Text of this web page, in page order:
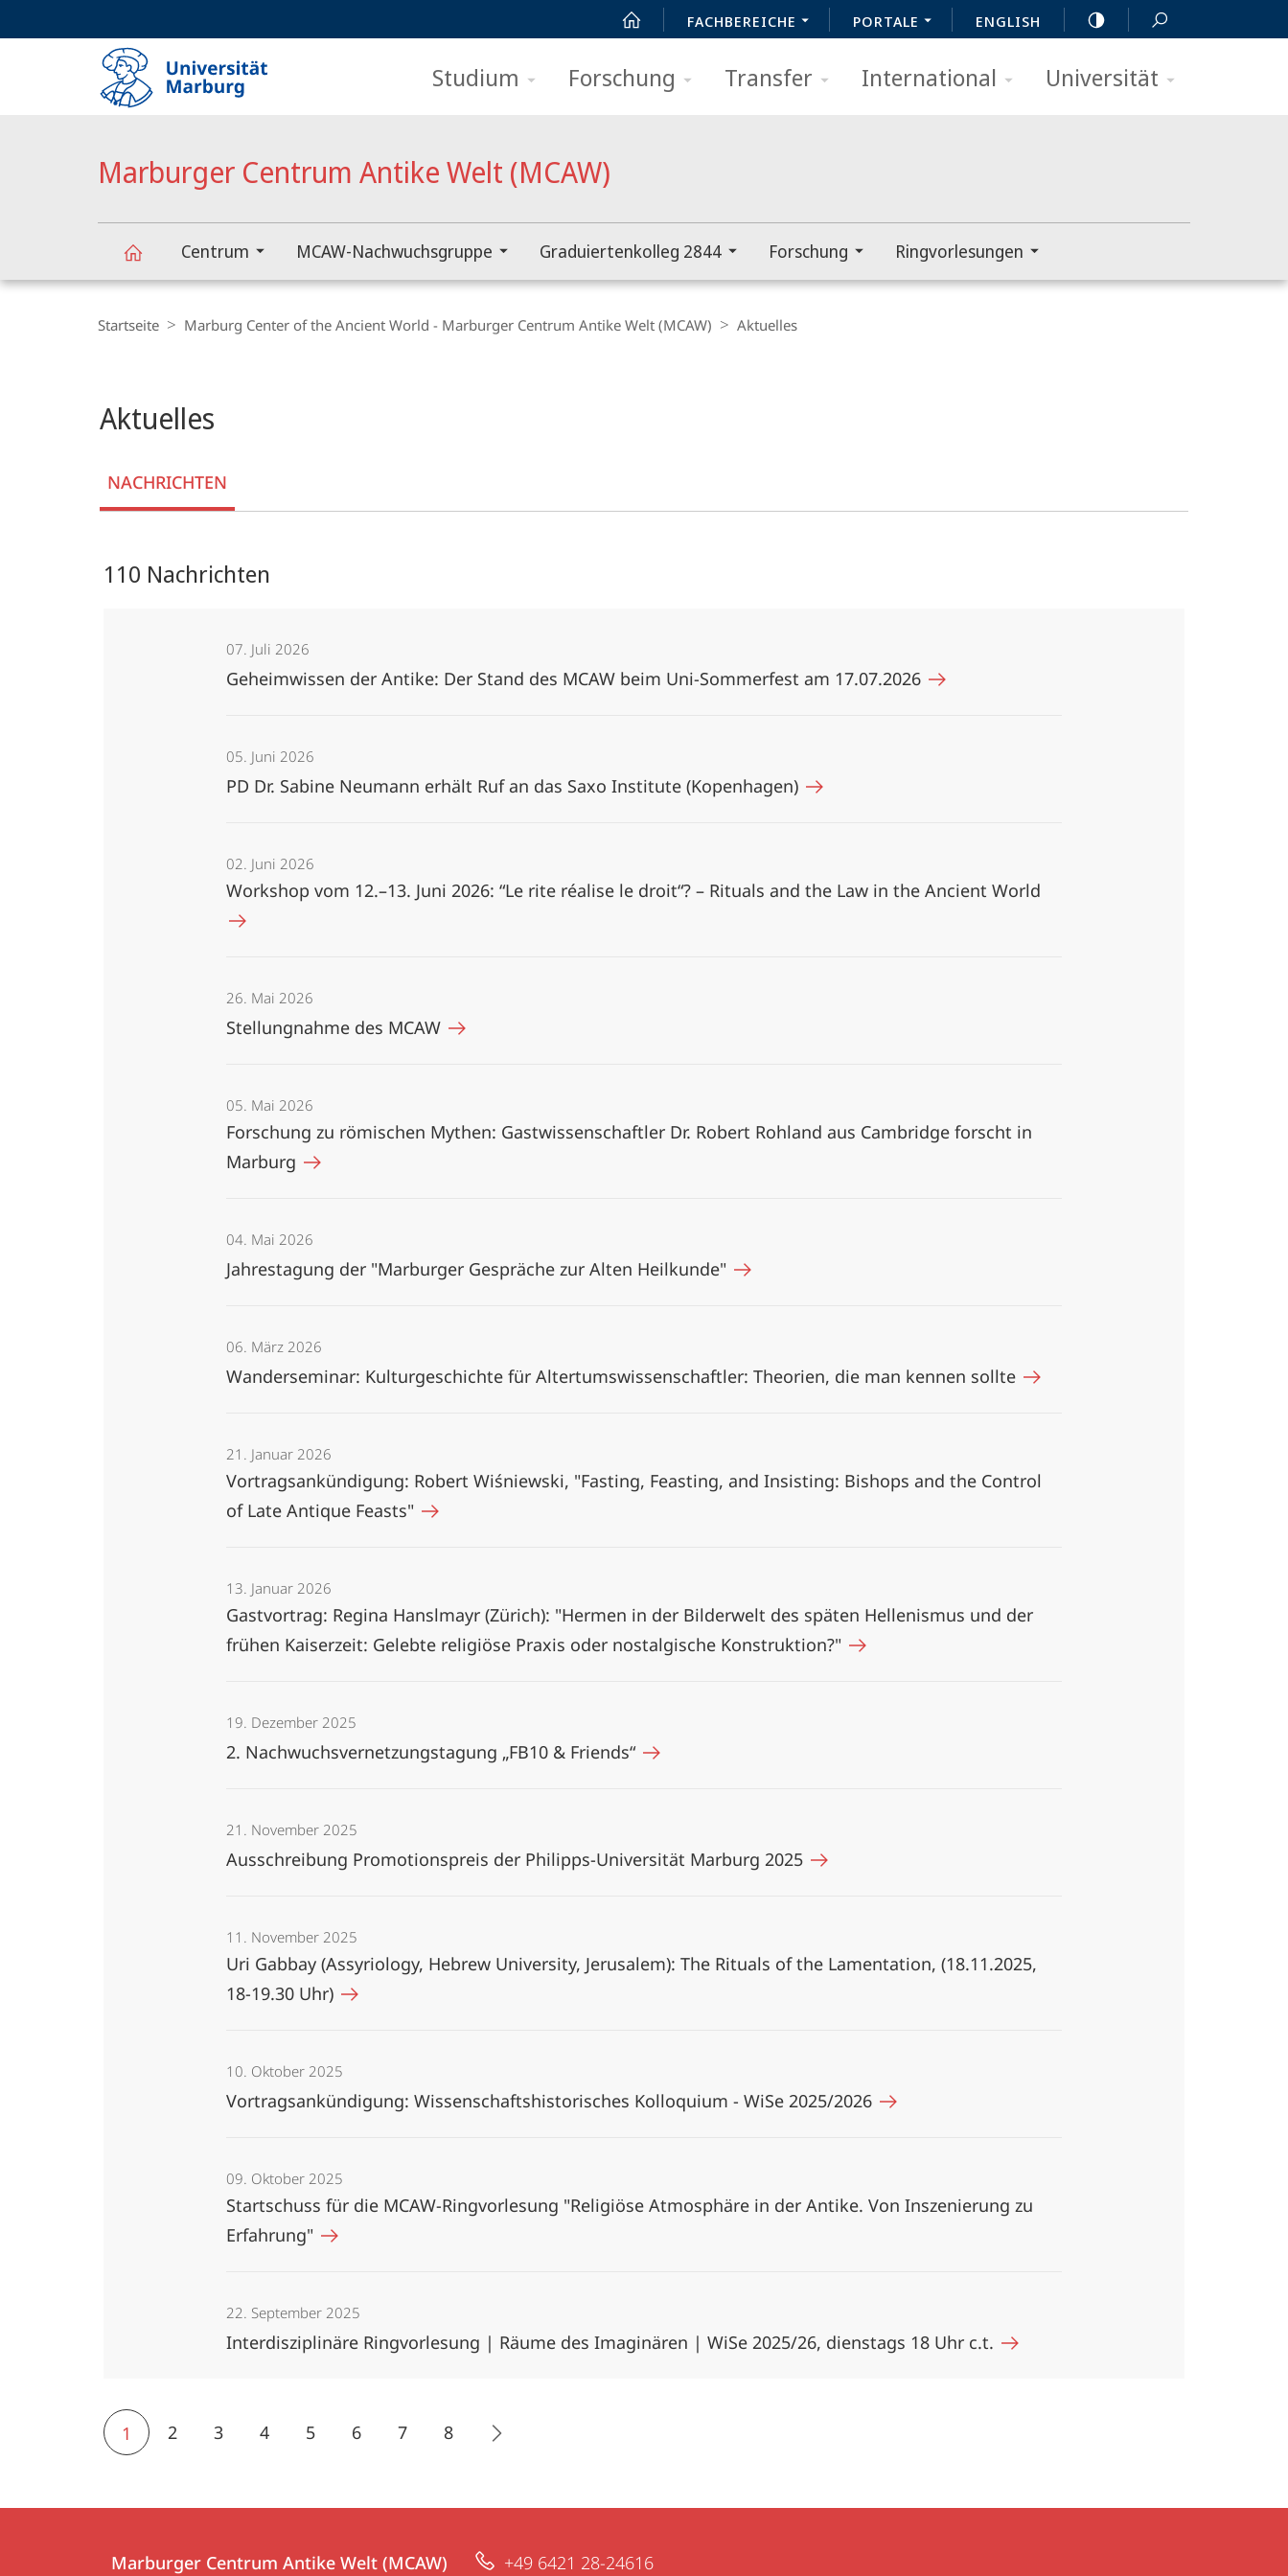
FACHBEREICHE PORTALE ENGLISH
Studium Forschung Transfer International Universität
Marburger Centrum Antike Welt (MCAW)
(MCAW)
Centrum MCAW-Nachwuchsgruppe Graduiertenkolleg 2844 Forschung Ringvorlesungen
Navigation
Startseite Marburg Center of the Ancient World - Marburger Centrum Antike Welt (MCAW) Aktuelles
Aktuelles
NACHRICHTEN
110 Nachrichten
07. Juli 2026
Geheimwissen der Antike: Der Stand des MCAW beim Uni-Sommerfest am 17.07.2026
05. Juni 2026
PD Dr. Sabine Neumann erhält Ruf an das Saxo Institute (Kopenhagen)
02. Juni 2026
Workshop vom 12.–13. Juni 2026: “Le rite réalise le droit“? – Rituals and the Law in the Ancient World
26. Mai 2026
Stellungnahme des MCAW
05. Mai 2026
Forschung zu römischen Mythen: Gastwissenschaftler Dr. Robert Rohland aus Cambridge forscht in
Marburg
04. Mai 2026
Jahrestagung der "Marburger Gespräche zur Alten Heilkunde"
06. März 2026
Wanderseminar: Kulturgeschichte für Altertumswissenschaftler: Theorien, die man kennen sollte
21. Januar 2026
Vortragsankündigung: Robert Wiśniewski, "Fasting, Feasting, and Insisting: Bishops and the Control
of Late Antique Feasts"
13. Januar 2026
Gastvortrag: Regina Hanslmayr (Zürich): "Hermen in der Bilderwelt des späten Hellenismus und der
frühen Kaiserzeit: Gelebte religiöse Praxis oder nostalgische Konstruktion?"
19. Dezember 2025
2. Nachwuchsvernetzungstagung „FB10 & Friends“
21. November 2025
Ausschreibung Promotionspreis der Philipps-Universität Marburg 2025
11. November 2025
Uri Gabbay (Assyriology, Hebrew University, Jerusalem): The Rituals of the Lamentation, (18.11.2025,
18-19.30 Uhr)
10. Oktober 2025
Vortragsankündigung: Wissenschaftshistorisches Kolloquium - WiSe 2025/2026
09. Oktober 2025
Startschuss für die MCAW-Ringvorlesung "Religiöse Atmosphäre in der Antike. Von Inszenierung zu
Erfahrung"
22. September 2025
Interdisziplinäre Ringvorlesung | Räume des Imaginären | WiSe 2025/26, dienstags 18 Uhr c.t.
1 2 3 4 5 6 7 8
Kontaktinformationen
Marburger Centrum Antike Welt (MCAW) +49 6421 28-24616